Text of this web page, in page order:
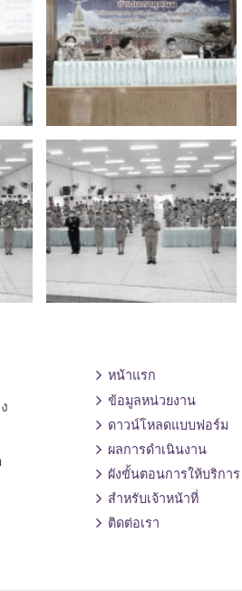
หน้าแรก
ข้อมูลหน่วยงาน
ดาวน์โหลดแบบฟอร์ม
ผลการดำเนินงาน
ผังขั้นตอนการให้บริการ
สำหรับเจ้าหน้าที่
ติดต่อเรา